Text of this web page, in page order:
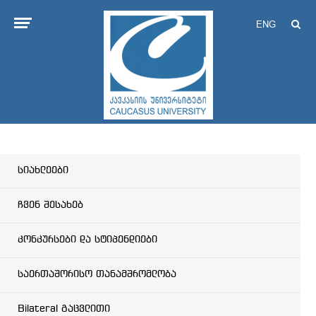
ENG
სიახლეები
ჩვენ შესახებ
კონკურსები და სტიპენდიები
საერთაშორისო თანამშრომლობა
Bilateral გაცვლითი